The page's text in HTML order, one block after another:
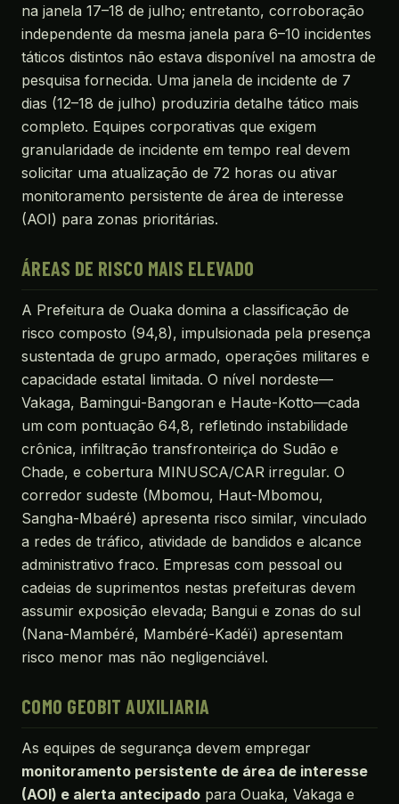
na janela 17–18 de julho; entretanto, corroboração
independente da mesma janela para 6–10 incidentes
táticos distintos não estava disponível na amostra de
pesquisa fornecida. Uma janela de incidente de 7
dias (12–18 de julho) produziria detalhe tático mais
completo. Equipes corporativas que exigem
granularidade de incidente em tempo real devem
solicitar uma atualização de 72 horas ou ativar
monitoramento persistente de área de interesse
(AOI) para zonas prioritárias.
ÁREAS DE RISCO MAIS ELEVADO
A Prefeitura de Ouaka domina a classificação de
risco composto (94,8), impulsionada pela presença
sustentada de grupo armado, operações militares e
capacidade estatal limitada. O nível nordeste—
Vakaga, Bamingui-Bangoran e Haute-Kotto—cada
um com pontuação 64,8, refletindo instabilidade
crônica, infiltração transfronteiriça do Sudão e
Chade, e cobertura MINUSCA/CAR irregular. O
corredor sudeste (Mbomou, Haut-Mbomou,
Sangha-Mbaéré) apresenta risco similar, vinculado
a redes de tráfico, atividade de bandidos e alcance
administrativo fraco. Empresas com pessoal ou
cadeias de suprimentos nestas prefeituras devem
assumir exposição elevada; Bangui e zonas do sul
(Nana-Mambéré, Mambéré-Kadéï) apresentam
risco menor mas não negligenciável.
COMO GEOBIT AUXILIARIA
As equipes de segurança devem empregar
monitoramento persistente de área de interesse
(AOI) e alerta antecipado para Ouaka, Vakaga e